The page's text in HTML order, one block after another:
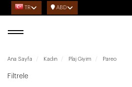
TR ABD
Ana Sayfa Kadın Plaj Giyim Pareo
Filtrele